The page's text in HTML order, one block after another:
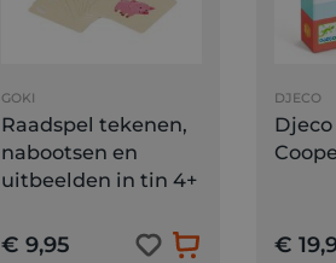
GOKI
Raadspel tekenen,
nabootsen en
uitbeelden in tin 4+
€ 9,95
DJECO
€